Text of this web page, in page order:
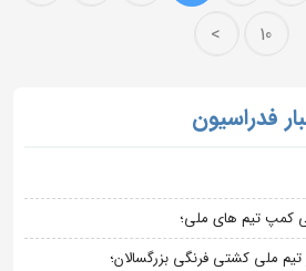
10
>
فدراسیون
ملی کشتی فرنگی بزرگسالان؛